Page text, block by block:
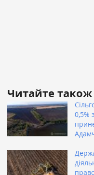
Читайте також
0,5%